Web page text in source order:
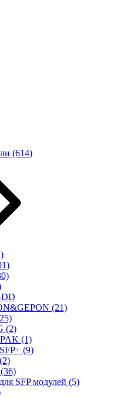
(614)
(21)
(2)
(1)
(9)
(2)
(36)
SFP модулей (5)